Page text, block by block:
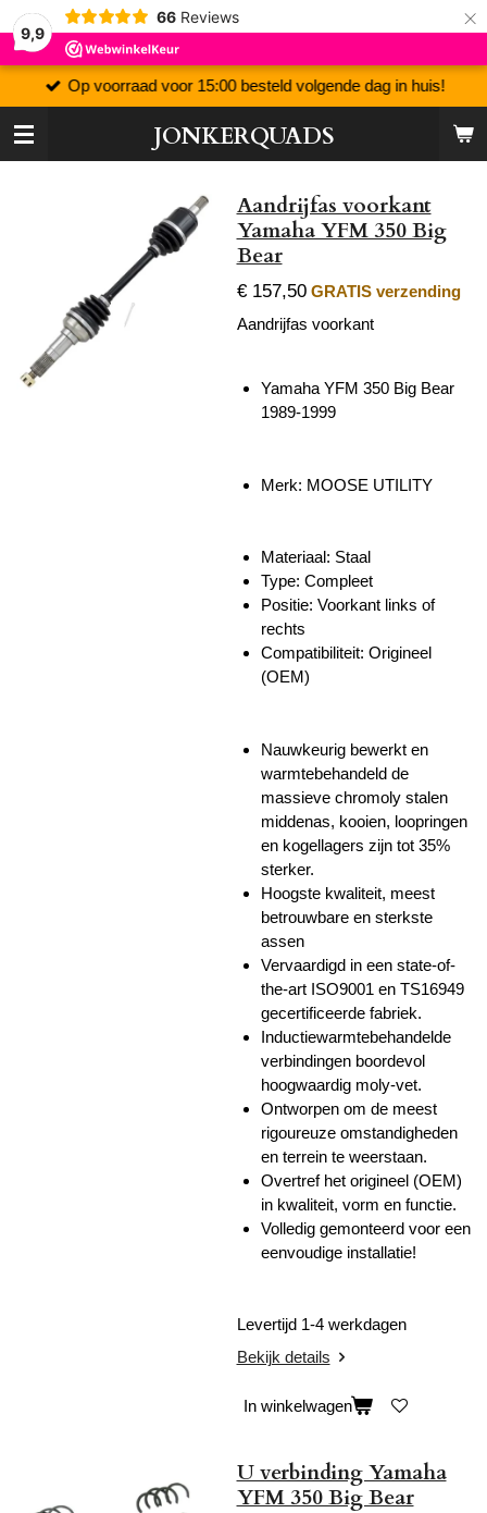
9,9
66 Reviews ×
JONKERQUADS
Op voorraad voor 15:00 besteld volgende dag in huis!
Aandrijfas voorkant
Yamaha YFM 350 Big
Bear
€ 157,50 GRATIS verzending
Aandrijfas voorkant
Yamaha YFM 350 Big Bear
1989-1999
Merk: MOOSE UTILITY
Materiaal: Staal
Type: Compleet
Positie: Voorkant links of
rechts
Compatibiliteit: Origineel
(OEM)
Nauwkeurig bewerkt en
warmtebehandeld de
massieve chromoly stalen
middenas, kooien, loopringen
en kogellagers zijn tot 35%
sterker.
Hoogste kwaliteit, meest
betrouwbare en sterkste
assen
Vervaardigd in een state-of-
the-art ISO9001 en TS16949
gecertificeerde fabriek.
Inductiewarmtebehandelde
verbindingen boordevol
hoogwaardig moly-vet.
Ontworpen om de meest
rigoureuze omstandigheden
en terrein te weerstaan.
Overtref het origineel (OEM)
in kwaliteit, vorm en functie.
Volledig gemonteerd voor een
eenvoudige installatie!
Levertijd 1-4 werkdagen
Bekijk details
In winkelwagen
U verbinding Yamaha
YFM 350 Big Bear